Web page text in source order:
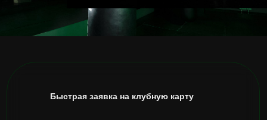
Быстрая заявка на клубную карту